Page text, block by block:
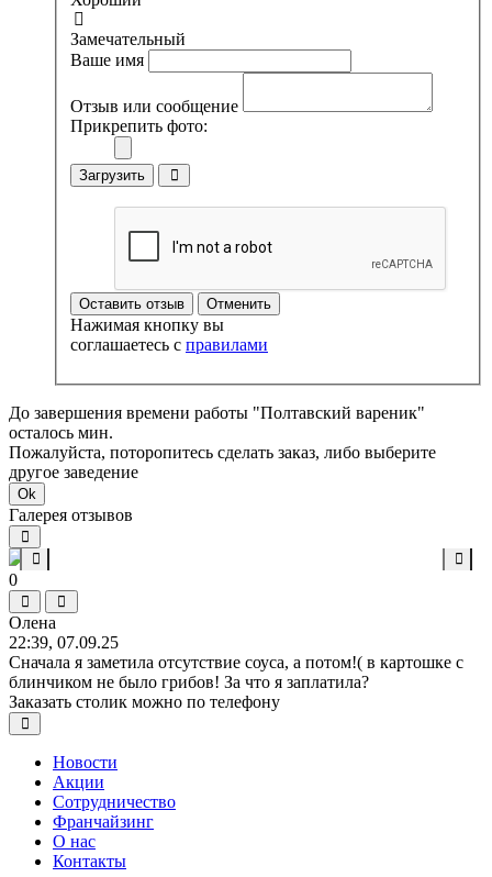
Замечательный
Ваше имя
Отзыв или сообщение
Прикрепить фото:
Загрузить
Оставить отзыв Отменить
Нажимая кнопку вы
соглашаетесь с правилами
До завершения времени работы "Полтавский вареник"
осталось мин.
Пожалуйста, поторопитесь сделать заказ, либо выберите
другое заведение
Ok
Галерея отзывов
0
Олена
22:39, 07.09.25
Сначала я заметила отсутствие соуса, а потом!( в картошке с
блинчиком не было грибов! За что я заплатила?
Заказать столик можно по телефону
Новости
Акции
Сотрудничество
Франчайзинг
О нас
Контакты